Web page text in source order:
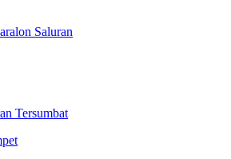
Saluran
Tersumbat